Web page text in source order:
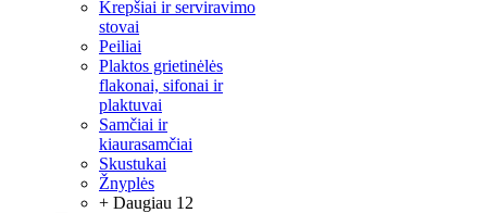
Krepšiai ir serviravimo
stovai
Peiliai
Plaktos grietinėlės
flakonai, sifonai ir
plaktuvai
Samčiai ir
kiaurasamčiai
Skustukai
Žnyplės
+ Daugiau 12